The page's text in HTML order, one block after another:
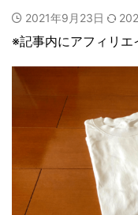
2021年9月23日
※記事内にアフィリエ